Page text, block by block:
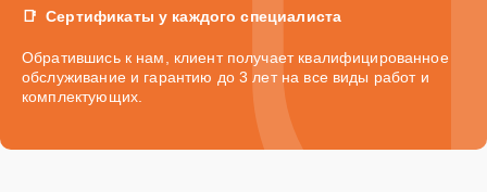
Сертификаты у каждого специалиста
Обратившись к нам, клиент получает квалифицированное
обслуживание и гарантию до 3 лет на все виды работ и
комплектующих.